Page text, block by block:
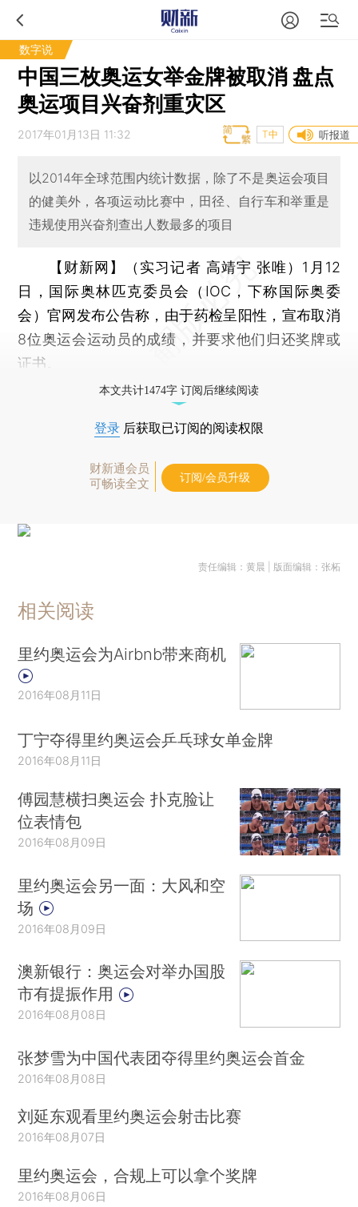
数字说
中国三枚奥运女举金牌被取消 盘点
奥运项目兴奋剂重灾区
2017年01月13日 11:32 听报道
T中
以2014年全球范围内统计数据，除了不是奥运会项目
的健美外，各项运动比赛中，田径、自行车和举重是
违规使用兴奋剂查出人数最多的项目
【财新网】（实习记者 高靖宇 张唯） 1月12
日，国际奥林匹克委员会（IOC，下称国际奥委
会）官网发布公告称，由于药检呈阳性，宣布取消
8位奥运会运动员的成绩，并要求他们归还奖牌或
证书。
本文共计1474字 订阅后继续阅读
登录 后获取已订阅的阅读权限
财新通会员
可畅读全文
订阅/会员升级
责任编辑：黄晨 | 版面编辑：张柘
相关阅读
里约奥运会为Airbnb带来商机
2016年08月11日
丁宁夺得里约奥运会乒乓球女单金牌
2016年08月11日
傅园慧横扫奥运会 扑克脸让
位表情包
2016年08月09日
里约奥运会另一面：大风和空
场
2016年08月09日
澳新银行：奥运会对举办国股
市有提振作用
2016年08月08日
张梦雪为中国代表团夺得里约奥运会首金
2016年08月08日
刘延东观看里约奥运会射击比赛
2016年08月07日
里约奥运会，合规上可以拿个奖牌
2016年08月06日